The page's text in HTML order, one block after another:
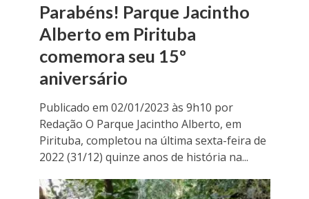
Parabéns! Parque Jacintho
Alberto em Pirituba
comemora seu 15º
aniversário
Publicado em 02/01/2023 às 9h10 por
Redação O Parque Jacintho Alberto, em
Pirituba, completou na última sexta-feira de
2022 (31/12) quinze anos de história na...